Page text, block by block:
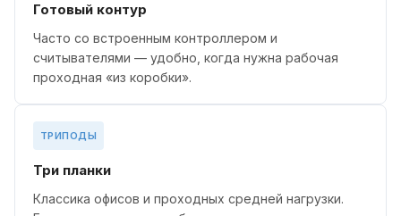
Готовый контур
Часто со встроенным контроллером и
считывателями — удобно, когда нужна рабочая
проходная «из коробки».
ТРИПОДЫ
Три планки
Классика офисов и проходных средней нагрузки.